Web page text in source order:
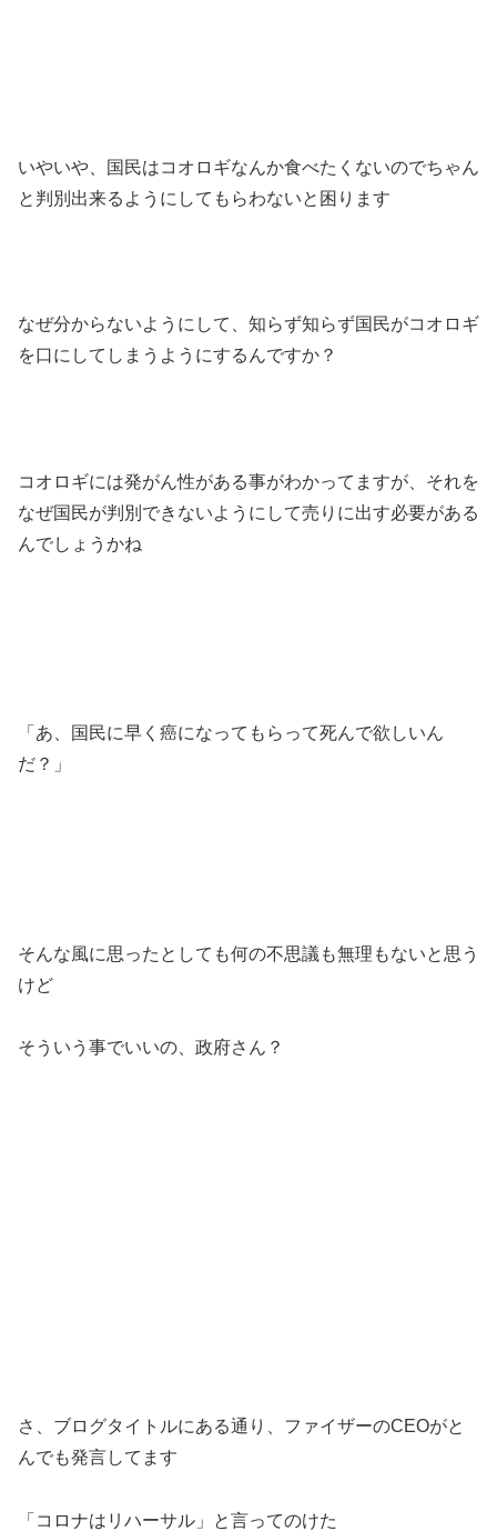
いやいや、国民はコオロギなんか食べたくないのでちゃん
と判別出来るようにしてもらわないと困ります
なぜ分からないようにして、知らず知らず国民がコオロギ
を口にしてしまうようにするんですか？
コオロギには発がん性がある事がわかってますが、それを
なぜ国民が判別できないようにして売りに出す必要がある
んでしょうかね
「あ、国民に早く癌になってもらって死んで欲しいん
だ？」
そんな風に思ったとしても何の不思議も無理もないと思う
けど
そういう事でいいの、政府さん？
さ、ブログタイトルにある通り、ファイザーのCEOがと
んでも発言してます
「コロナはリハーサル」と言ってのけた